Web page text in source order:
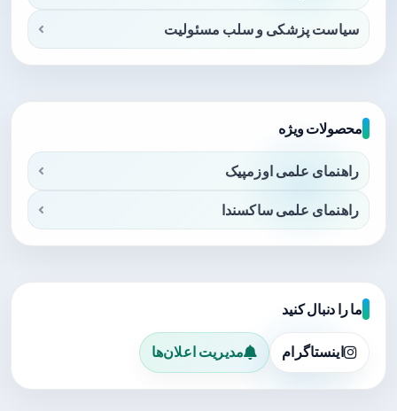
سیاست پزشکی و سلب مسئولیت
محصولات ویژه
راهنمای علمی اوزمپیک
راهنمای علمی ساکسندا
ما را دنبال کنید
اینستاگرام مدیریت اعلان‌ها